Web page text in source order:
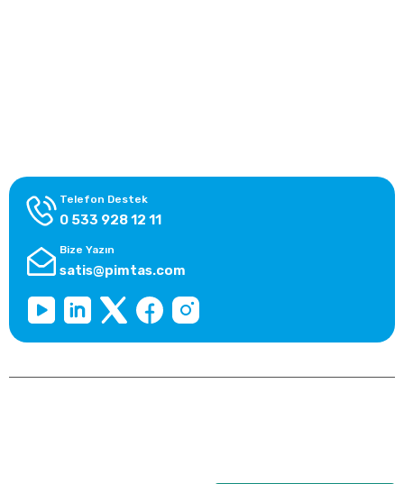
Telefon Destek
0 533 928 12 11
Bize Yazın
satis@pimtas.com